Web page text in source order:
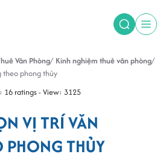
Văn Phòng Kinh nghiệm thuê văn phòng
theo phong thủy
: 16 ratings - View: 3125
VỊ TRÍ VĂN
PHONG THỦY